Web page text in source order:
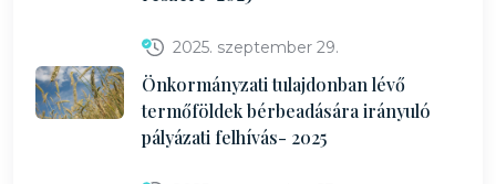
2025. szeptember 29.
Önkormányzati tulajdonban lévő
termőföldek bérbeadására irányuló
pályázati felhívás- 2025